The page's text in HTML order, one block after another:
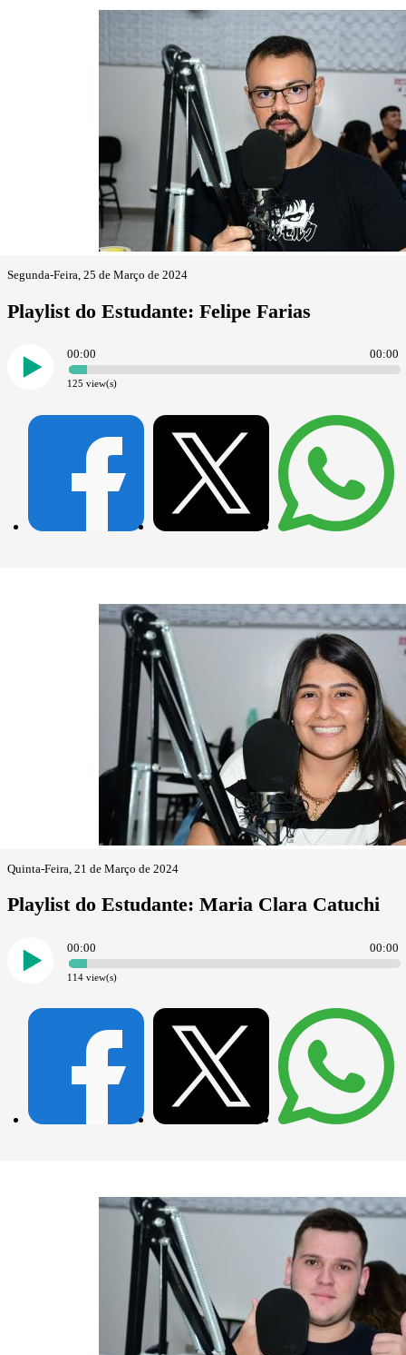
Segunda-Feira, 25 de Março de 2024
Playlist do Estudante: Felipe Farias
00:00 00:00
125 view(s)
Quinta-Feira, 21 de Março de 2024
Playlist do Estudante: Maria Clara Catuchi
00:00 00:00
114view(s)